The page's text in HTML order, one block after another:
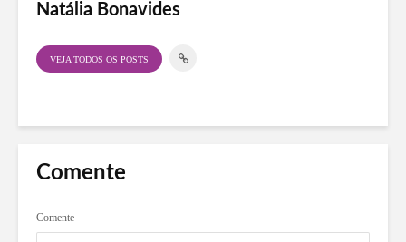
Natália Bonavides
VEJA TODOS OS POSTS
Comente
Comente